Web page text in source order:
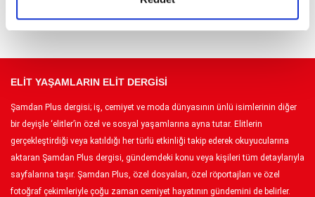
ELİT YAŞAMLARIN ELİT DERGİSİ
Şamdan Plus dergisi; iş, cemiyet ve moda dünyasının ünlü isimlerinin diğer
bir deyişle ‘elitler’in özel ve sosyal yaşamlarına ayna tutar. Elitlerin
gerçekleştirdiği veya katıldığı her türlü etkinliği takip ederek okuyucularına
aktaran Şamdan Plus dergisi, gündemdeki konu veya kişileri tüm detaylarıyla
sayfalarına taşır. Şamdan Plus, özel dosyaları, özel röportajları ve özel
fotoğraf çekimleriyle çoğu zaman cemiyet hayatının gündemini de belirler.